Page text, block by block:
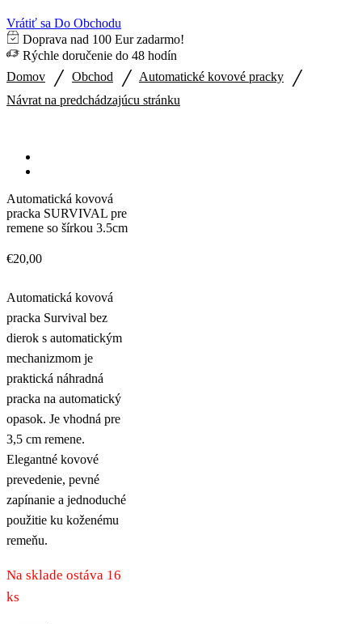
Vrátiť sa Do Obchodu
Doprava nad 100 Eur zadarmo!
Rýchle doručenie do 48 hodín
Domov
/ Obchod / Automatické kovové pracky /
Návrat na predchádzajúcu stránku
Automatická kovová
pracka SURVIVAL pre
remene so šírkou 3.5cm
€20,00
Automatická kovová
pracka Survival bez
dierok s automatickým
mechanizmom je
praktická náhradná
pracka na automatický
opasok. Je vhodná pre
3,5 cm remene.
Elegantné kovové
prevedenie, pevné
zapínanie a jednoduché
použitie ku koženému
remeňu.
Na sklade ostáva 16
ks